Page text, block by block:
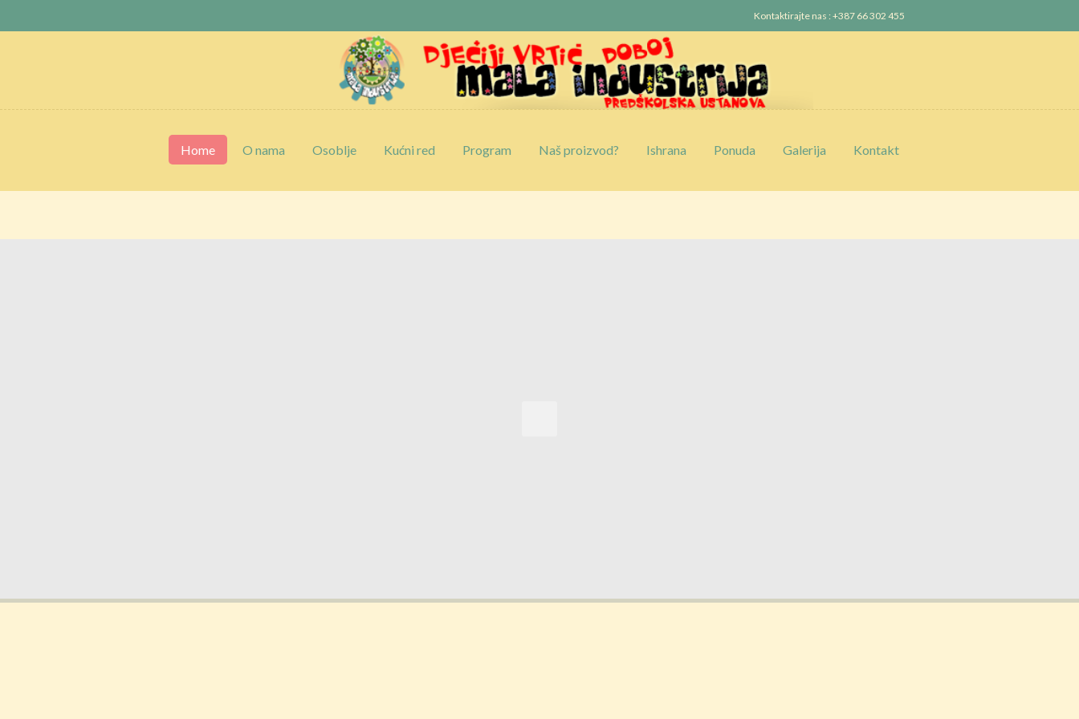
Kontaktirajte nas : +387 66 302 455
Home O nama Osoblje Kućni red Program Naš proizvod? Ishrana Ponuda Galerija Kontakt